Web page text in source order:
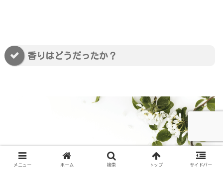
香りはどうだったか？
メニュー ホーム 検索 トップ サイドバー